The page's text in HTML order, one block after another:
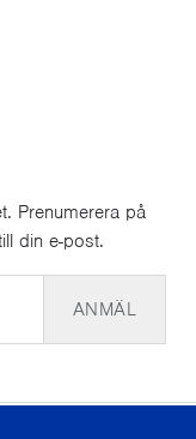
Prenumerera på
din e-post.
ANMÄL